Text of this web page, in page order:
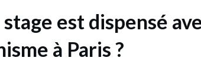
est dispensé
à Paris ?